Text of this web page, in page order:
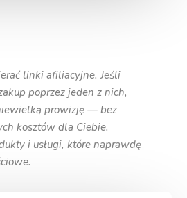
linki afiliacyjne. Jeśli
poprzez jeden z nich,
prowizję — bez
kosztów dla Ciebie.
i usługi, które naprawdę